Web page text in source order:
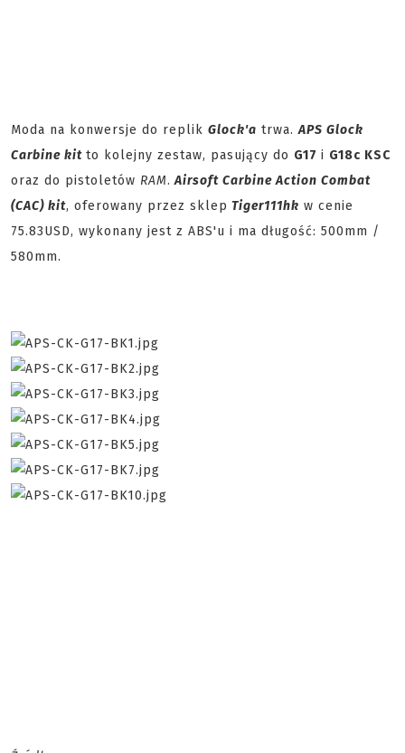
Moda na konwersje do replik Glock'a trwa.APS Glock
Carbine kit to kolejny zestaw, pasujący do G17 i G18c KSC
oraz do pistoletów RAM. Airsoft Carbine Action Combat
(CAC) kit, oferowany przez sklep Tiger111hk w cenie
75.83USD, wykonany jest z ABS'u i ma długość: 500mm /
580mm.